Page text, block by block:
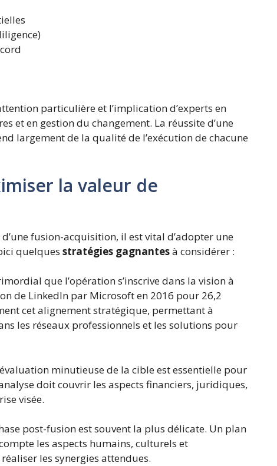
particulière et l’implication d’experts en
et en gestion du changement. La réussite d’une
largement de la qualité de l’exécution de chacune
la valeur de
fusion-acquisition, il est vital d’adopter une
quelques stratégies gagnantesà considérer :
que l’opération s’inscrive dans la vision à
de LinkedIn par Microsoft en 2016 pour 26,2
cet alignement stratégique, permettant à
les réseaux professionnels et les solutions pour
minutieuse de la cible est essentielle pour
doit couvrir les aspects financiers, juridiques,
visée.
post-fusion est souvent la plus délicate. Un plan
les aspects humains, culturels et
les synergies attendues.